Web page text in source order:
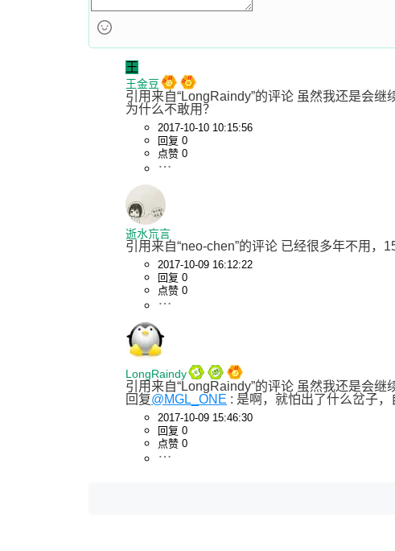
王
王金豆
引用来自“LongRaindy”的评论 虽然我还是会
为什么不敢用？
2017-10-10 10:15:56
回复 0
点赞 0
逝水巟言
引用来自“neo-chen”的评论 已经很多年不用
2017-10-09 16:12:22
回复 0
点赞 0
LongRaindy
引用来自“LongRaindy”的评论 虽然我还是会
回复@MGL_ONE : 是啊，就怕出了什么岔子
2017-10-09 15:46:30
回复 0
点赞 0